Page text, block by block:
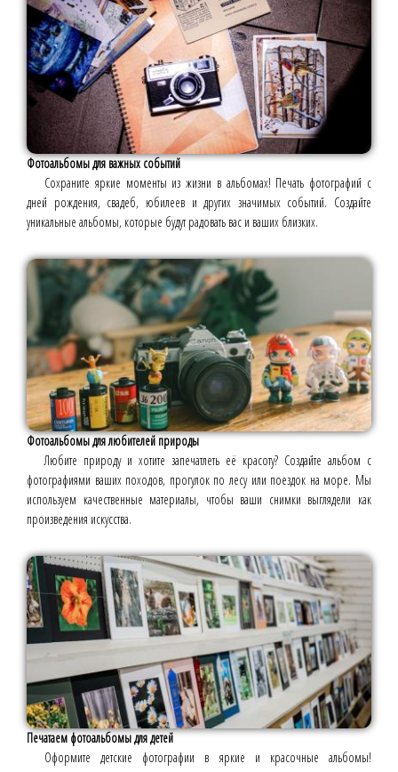
Фотоальбомы для важных событий
Сохраните яркие моменты из жизни в альбомах! Печать фотографий с
дней рождения, свадеб, юбилеев и других значимых событий. Создайте
уникальные альбомы, которые будут радовать вас и ваших близких.
Фотоальбомы для любителей природы
Любите природу и хотите запечатлеть её красоту? Создайте альбом с
фотографиями ваших походов, прогулок по лесу или поездок на море. Мы
используем качественные материалы, чтобы ваши снимки выглядели как
произведения искусства.
Печатаем фотоальбомы для детей
Оформите детские фотографии в яркие и красочные альбомы!